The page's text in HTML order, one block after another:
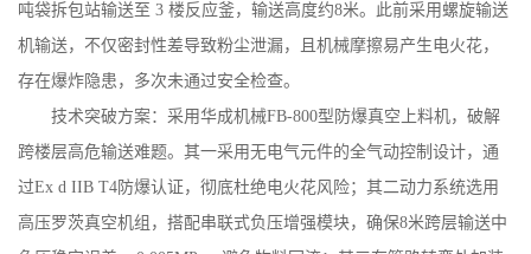
吨袋拆包站输送至 3 楼反应釜，输送高度约8米。此前采用螺旋输送
机输送，不仅密封性差导致粉尘泄漏，且机械摩擦易产生电火花，
存在爆炸隐患，多次未通过安全检查。
技术突破方案：采用华成机械FB-800型防爆真空上料机，破解
跨楼层高危输送难题。其一采用无电气元件的全气动控制设计，通
过Ex d IIB T4防爆认证，彻底杜绝电火花风险；其二动力系统选用
高压罗茨真空机组，搭配串联式负压增强模块，确保8米跨层输送中